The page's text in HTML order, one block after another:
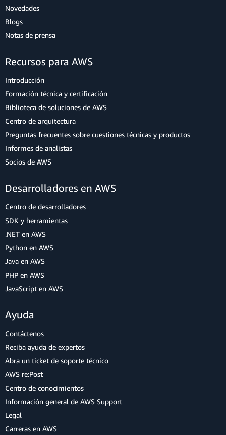
Novedades
Blogs
Notas de prensa
Recursos para AWS
Introducción
Formación técnica y certificación
Biblioteca de soluciones de AWS
Centro de arquitectura
Preguntas frecuentes sobre cuestiones técnicas y productos
Informes de analistas
Socios de AWS
Desarrolladores en AWS
Centro de desarrolladores
SDK y herramientas
.NET en AWS
Python en AWS
Java en AWS
PHP en AWS
JavaScript en AWS
Ayuda
Contáctenos
Reciba ayuda de expertos
Abra un ticket de soporte técnico
AWS re:Post
Centro de conocimientos
Información general de AWS Support
Legal
Carreras en AWS